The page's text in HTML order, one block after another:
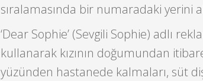
sıralamasında bir numaradaki yerini
‘Dear Sophie’ (Sevgili Sophie) adlı
kullanarak kızının doğumundan
yüzünden hastanede kalmaları, süt